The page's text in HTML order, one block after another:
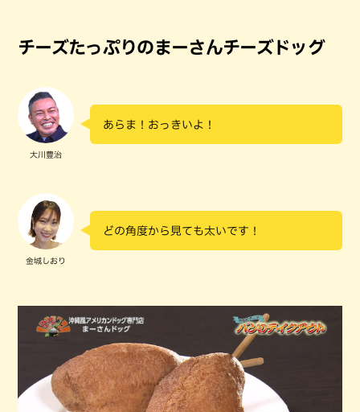
チーズたっぷりのまーさんチーズドッグ
大川豊治
あらま！おっきいよ！
金城しおり
どの角度から見ても太いです！